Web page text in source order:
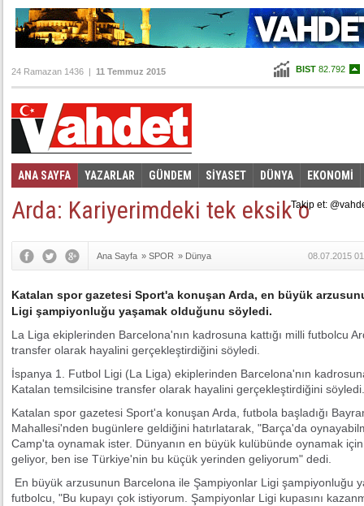
BIST 82.792
24 Ramazan 1436 | 11 Temmuz 2015
ANA SAYFA YAZARLAR GÜNDEM SİYASET DÜNYA EKONOMİ
Foto Galeri Video Galeri
Arda: Kariyerimdeki tek eksik o
Ana Sayfa » SPOR » Dünya 08.07.2015
Katalan spor gazetesi Sport'a konuşan Arda, en büyük
Ligi şampiyonluğu yaşamak olduğunu söyledi.
La Liga ekiplerinden Barcelona'nın kadrosuna kattığı milli futbolcu
transfer olarak hayalini gerçekleştirdiğini söyledi.
İspanya 1. Futbol Ligi (La Liga) ekiplerinden Barcelona'nın
Katalan temsilcisine transfer olarak hayalini gerçekleştirdiğini
Katalan spor gazetesi Sport'a konuşan Arda, futbola başladığı
Mahallesi'nden bugünlere geldiğini hatırlatarak, "Barça'da
Camp'ta oynamak ister. Dünyanın en büyük kulübünde oynamak
geliyor, ben ise Türkiye'nin bu küçük yerinden geliyorum" dedi.
En büyük arzusunun Barcelona ile Şampiyonlar Ligi şampiyonluğu
futbolcu, "Bu kupayı çok istiyorum. Şampiyonlar Ligi kupasını
Takip et: